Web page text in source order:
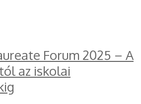
Forum 2025 – A
az iskolai